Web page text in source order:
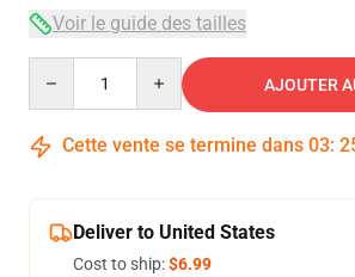
Voir le guide des tailles
AJOUTER
Cette vente se termine dans 03:
Deliver to United States
Cost to ship:$6.99